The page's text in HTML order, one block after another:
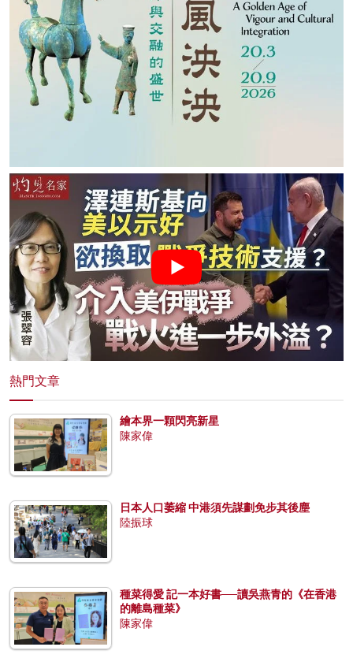
熱門文章
繪本界一顆閃亮新星
陳家偉
日本人口萎縮 中港須先謀劃免步其後塵
陸振球
種菜得愛 記一本好書──讀吳燕青的《在香港
的離島種菜》
陳家偉